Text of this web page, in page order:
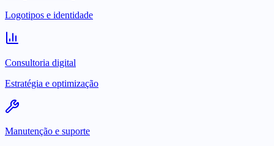
Logotipos e identidade
Consultoria digital
Estratégia e optimização
Manutenção e suporte